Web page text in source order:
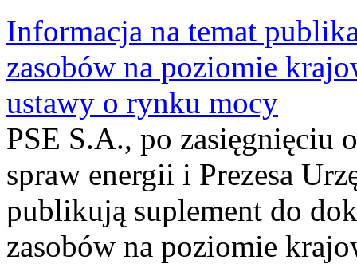
Informacja na temat
zasobów na poziomie
ustawy o rynku mocy
PSE S.A., po zasięgnięciu
spraw energii i Prezesa
publikują suplement do
zasobów na poziomie